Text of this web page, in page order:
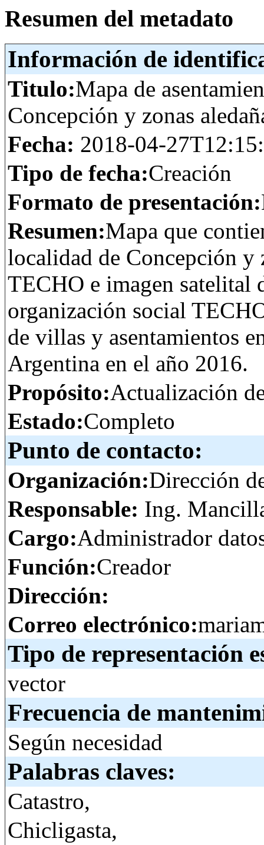
Resumen del metadato
Información de
Titulo:Mapa de
Concepción y zonas
Fecha: 2018-04-
Tipo de fecha:Creación
Formato de presentación:
Resumen:Mapa que
localidad de Concepción y
TECHO e imagen satelital
organización social
de villas y asentamientos
Argentina en el año 2016.
Propósito:Actualización
Estado:Completo
Punto de contacto:
Organización:Dirección
Responsable: Ing.
Cargo:Administrador
Función:Creador
Dirección:
Correo electrónico:
Tipo de representación
vector
Frecuencia de
Según necesidad
Palabras claves:
Catastro,
Chicligasta,